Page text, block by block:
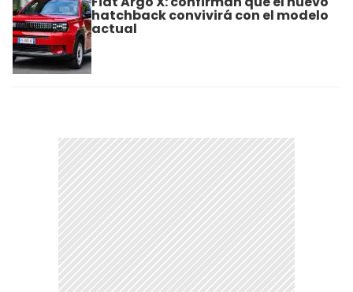
hatchback convivirá con el modelo
actual